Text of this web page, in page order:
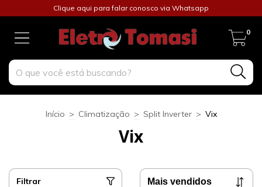
Clique aqui para falar conosco via Whatsapp
0
Início > Climatização > Split Inverter > Vix
Vix
Filtrar